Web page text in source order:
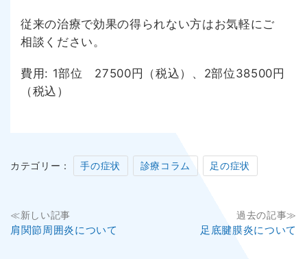
従来の治療で効果の得られない方はお気軽にご
相談ください。
費用: 1部位 27500円（税込）、2部位38500円
（税込）
カテゴリー： 手の症状 診療コラム 足の症状
投
稿
過去の記事≫
足底腱膜炎について
≪新しい記事
肩関節周囲炎について